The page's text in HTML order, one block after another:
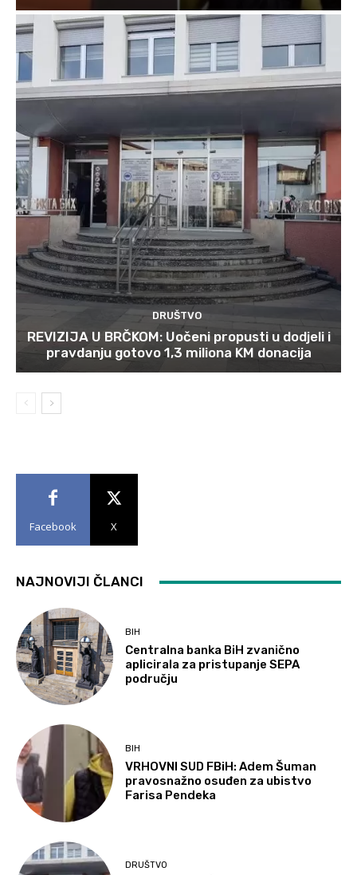
DRUŠTVO
REVIZIJA U BRČKOM: Uočeni propusti u dodjeli i
pravdanju gotovo 1,3 miliona KM donacija
Facebook X
NAJNOVIJI ČLANCI
BIH
Centralna banka BiH zvanično
aplicirala za pristupanje SEPA
području
BIH
VRHOVNI SUD FBiH: Adem Šuman
pravosnažno osuđen za ubistvo
Farisa Pendeka
DRUŠTVO